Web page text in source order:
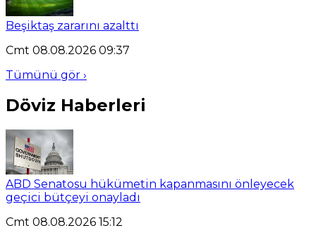
Beşiktaş zararını azalttı
Cmt 08.08.2026 09:37
Tümünü gör ›
Döviz Haberleri
ABD Senatosu hükümetin kapanmasını önleyecek
geçici bütçeyi onayladı
Cmt 08.08.2026 15:12